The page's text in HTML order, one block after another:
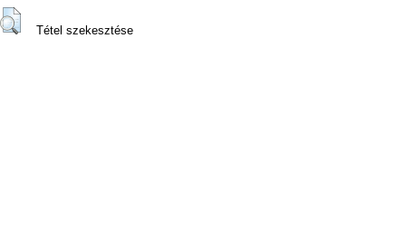
Tétel szekesztése